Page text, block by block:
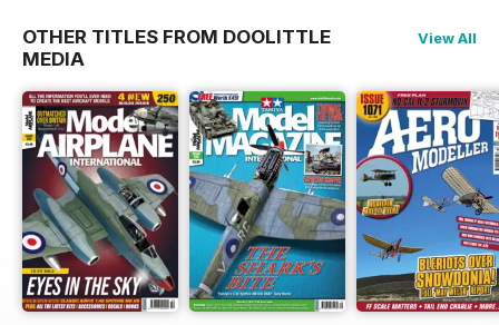
OTHER TITLES FROM DOOLITTLE
MEDIA
View All